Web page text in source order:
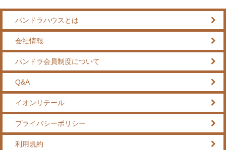
パンドラハウスとは
会社情報
パンドラ会員制度について
Q&A
イオンリテール
プライバシーポリシー
利用規約